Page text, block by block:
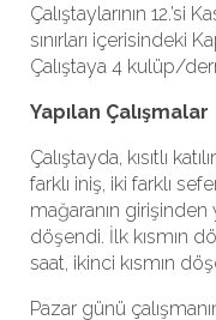
Çalıştaylarının 12.’si
sınırları içerisindeki
Çalıştaya 4 kulüp/
Yapılan Çalışmalar
Çalıştayda, kısıtlı
farklı iniş, iki farklı
mağaranın
döşendi. İlk kısmın
saat, ikinci kısmın
Pazar günü